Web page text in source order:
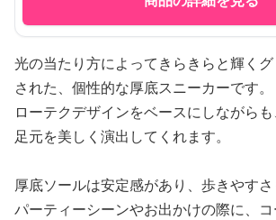
光の当たり方によってきらきらと輝く
された、個性的な厚底スニーカーです。
ローテクデザインをベースにしながら
足元を美しく演出してくれます。
厚底ソールは安定感があり、歩きやすさ
パーティーシーンやお出かけの際に、